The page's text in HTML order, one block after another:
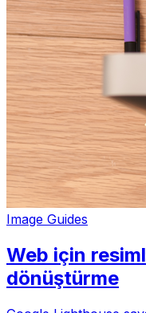
Image Guides
Web için
dönüştürme